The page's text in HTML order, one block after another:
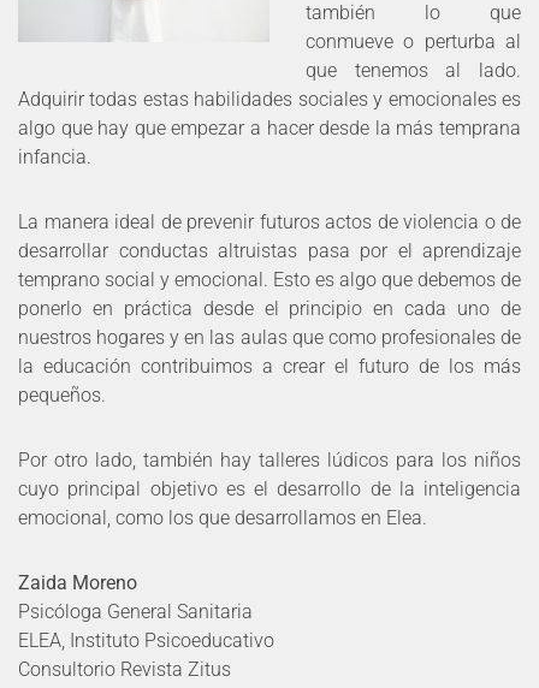
también lo que
conmueve o perturba al
que tenemos al lado.
Adquirir todas estas habilidades sociales y emocionales es
algo que hay que empezar a hacer desde la más temprana
infancia.
La manera ideal de prevenir futuros actos de violencia o de
desarrollar conductas altruistas pasa por el aprendizaje
temprano social y emocional. Esto es algo que debemos de
ponerlo en práctica desde el principio en cada uno de
nuestros hogares y en las aulas que como profesionales de
la educación contribuimos a crear el futuro de los más
pequeños.
Por otro lado, también hay talleres lúdicos para los niños
cuyo principal objetivo es el desarrollo de la inteligencia
emocional, como los que desarrollamos en Elea.
Zaida Moreno
Psicóloga General Sanitaria
ELEA, Instituto Psicoeducativo
Consultorio Revista Zitus